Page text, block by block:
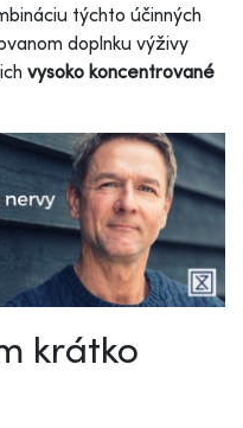
týchto účinných
doplnku výživy
vysoko koncentrované
krátko